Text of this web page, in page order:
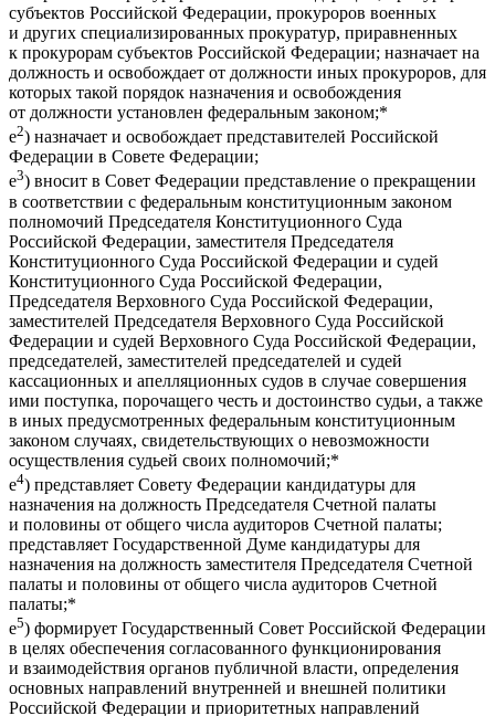
субъектов Российской Федерации, прокуроров военных
и других специализированных прокуратур, приравненных
к прокурорам субъектов Российской Федерации; назначает на
должность и освобождает от должности иных прокуроров, для
которых такой порядок назначения и освобождения
от должности установлен федеральным законом;*
е2) назначает и освобождает представителей Российской
Федерации в Совете Федерации;
е3) вносит в Совет Федерации представление о прекращении
в соответствии с федеральным конституционным законом
полномочий Председателя Конституционного Суда
Российской Федерации, заместителя Председателя
Конституционного Суда Российской Федерации и судей
Конституционного Суда Российской Федерации,
Председателя Верховного Суда Российской Федерации,
заместителей Председателя Верховного Суда Российской
Федерации и судей Верховного Суда Российской Федерации,
председателей, заместителей председателей и судей
кассационных и апелляционных судов в случае совершения
ими поступка, порочащего честь и достоинство судьи, а также
в иных предусмотренных федеральным конституционным
законом случаях, свидетельствующих о невозможности
осуществления судьей своих полномочий;*
е4) представляет Совету Федерации кандидатуры для
назначения на должность Председателя Счетной палаты
и половины от общего числа аудиторов Счетной палаты;
представляет Государственной Думе кандидатуры для
назначения на должность заместителя Председателя Счетной
палаты и половины от общего числа аудиторов Счетной
палаты;*
е5) формирует Государственный Совет Российской Федерации
в целях обеспечения согласованного функционирования
и взаимодействия органов публичной власти, определения
основных направлений внутренней и внешней политики
Российской Федерации и приоритетных направлений